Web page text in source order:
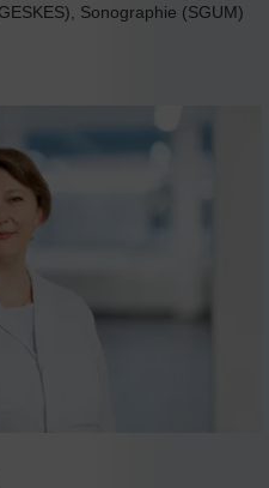
Sonographie (SGUM)